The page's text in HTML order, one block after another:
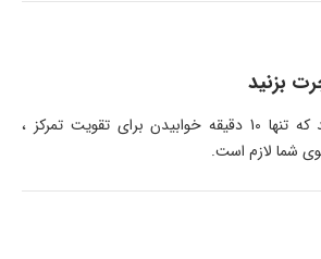
تحقیقات نشان داده اند که تنها 10 دقیقه خوابیدن برای تقویت تمرکز ،
شما لازم است.